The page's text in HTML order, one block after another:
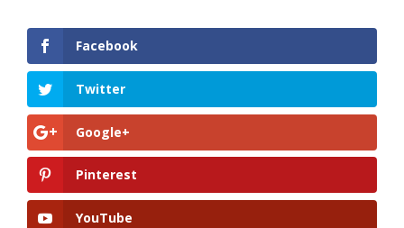
Facebook
Twitter
Google+
Pinterest
YouTube